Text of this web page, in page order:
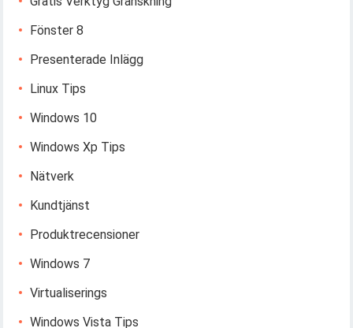
Fönster 8
Presenterade Inlägg
Linux Tips
Windows 10
Windows Xp Tips
Nätverk
Kundtjänst
Produktrecensioner
Windows 7
Virtualiserings
Windows Vista Tips